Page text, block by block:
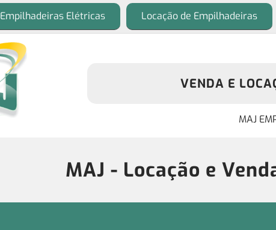
Empilhadeiras Elétricas Locação de Empilhadeiras
VENDA E
MAJ
MAJ - Locação e